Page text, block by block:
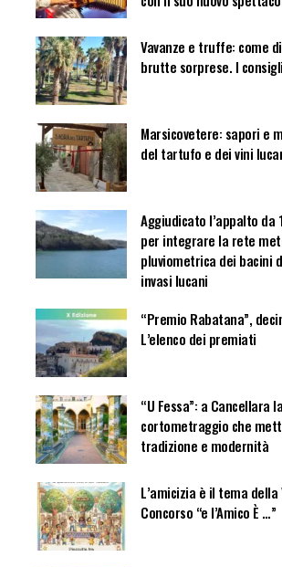
Vavanze e truffe: come
brutte sorprese. I
Marsicovetere: sapori e
del tartufo e dei vini
Aggiudicato l’appalto da
per integrare la rete
pluviometrica dei bacini
invasi lucani
“Premio Rabatana”,
L’elenco dei premiati
“U Fessa”: a Cancellara
cortometraggio che
tradizione e modernità
L’amicizia è il tema
Concorso “e l’Amico È …”